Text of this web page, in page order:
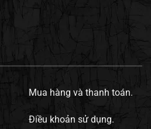
Mua hàng và thanh toán.
Điều khoản sử dụng.